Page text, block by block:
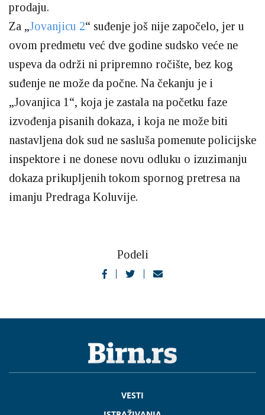
prodaju.
Za „Jovanjicu 2“ suđenje još nije započelo, jer u
ovom predmetu već dve godine sudsko veće ne
uspeva da održi ni pripremno ročište, bez kog
suđenje ne može da počne. Na čekanju je i
„Jovanjica 1“, koja je zastala na početku faze
izvođenja pisanih dokaza, i koja ne može biti
nastavljena dok sud ne sasluša pomenute policijske
inspektore i ne donese novu odluku o izuzimanju
dokaza prikupljenih tokom spornog pretresa na
imanju Predraga Koluvije.
Podeli
VESTI